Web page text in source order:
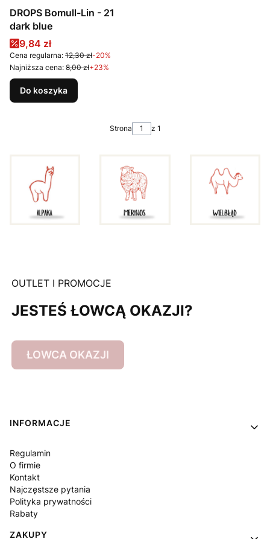
DROPS Bomull-Lin - 21
dark blue
Cena promocyjna
9,84 zł
Cena regularna: 12,30 zł-20%
Najniższa cena: 8,00 zł+23%
Do koszyka
Strona z 1
OUTLET I PROMOCJE
JESTEŚ ŁOWCĄ OKAZJI?
ŁOWCA OKAZJI
Linki w stopce
INFORMACJE
Regulamin
O firmie
Kontakt
Najczęstsze pytania
Polityka prywatności
Rabaty
ZAKUPY